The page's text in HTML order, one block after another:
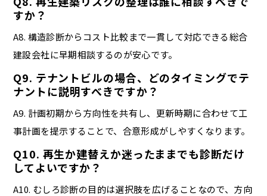
すか？
A8. 構造診断からコスト比較まで一貫して対応できる総合
建設会社に早期相談するのが安心です。
Q9. テナントビルの場合、どのタイミングでテ
ナントに説明すべきですか？
A9. 計画初期から方向性を共有し、更新時期に合わせて工
事計画を提示することで、合意形成がしやすくなります。
Q10. 再生か建替えか迷ったままでも診断だけ
してよいですか？
A10. むしろ診断の目的は選択肢を広げることなので、方向